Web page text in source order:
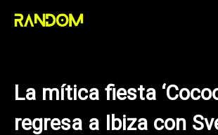
Skip
La mítica fiesta
regresa a Ibiza con